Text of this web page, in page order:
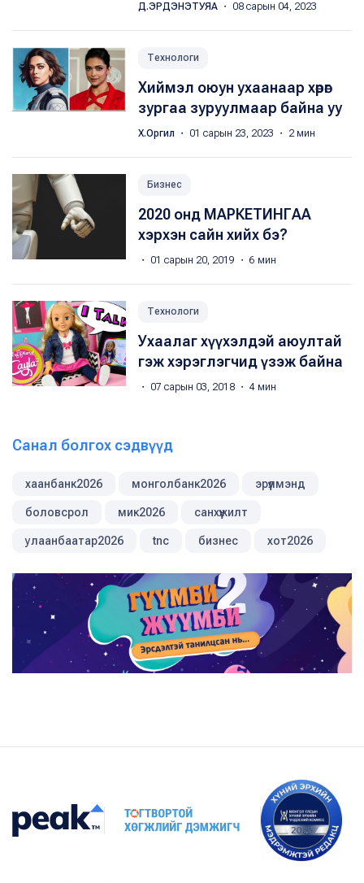
Д.ЭРДЭНЭТУЯА ・ 08 сарын 04, 2023
Технологи
Хиймэл оюун ухаанаар хөрөг
зургаа зуруулмаар байна уу
Х.Оргил ・ 01 сарын 23, 2023 ・ 2 мин
Бизнес
2020 онд МАРКЕТИНГАА
хэрхэн сайн хийх бэ?
・ 01 сарын 20, 2019 ・ 6 мин
Технологи
Ухаалаг хүүхэлдэй аюултай
гэж хэрэглэгчид үзэж байна
・ 07 сарын 03, 2018 ・ 4 мин
Санал болгох сэдвүүд
хаанбанк2026 монголбанк2026 эрүүлмэнд
боловсрол мик2026 санхүүжилт
улаанбаатар2026 tnc бизнес хот2026